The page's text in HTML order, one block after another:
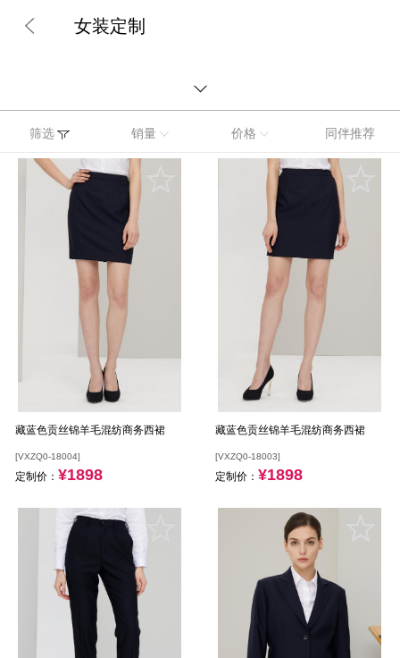
女装定制
筛选 销量 价格 同伴推荐
藏蓝色贡丝锦羊毛混纺商务西裙
[VXZQ0-18004]
定制价： ¥1898
藏蓝色贡丝锦羊毛混纺商务西裙
[VXZQ0-18003]
定制价： ¥1898